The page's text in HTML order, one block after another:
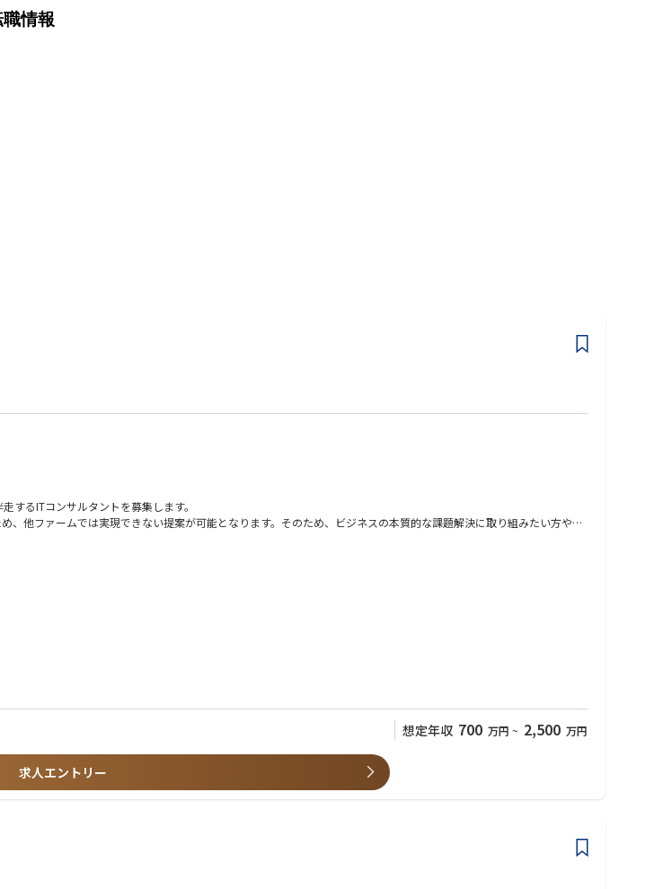
情報
するITコンサルタントを募集します。
他ファームでは実現できない提案が可能となります。そのため、ビジネスの本質的な課題解決に取り組みたい方や、
ポジションです。
構想策定からPoC、開発、運用・定着支援まで、クライアントの状況に応じて柔軟に関与いただきます。
援。社内に専門人材が不在の中、マーケティング業務の設計とプロセス定着を両立し、実行可能な業務改革モデルを
を含むスクラム開発体制を再構築。専門性の高いエンジニアをアサインし、TypeScript/Node.jsによる開発推進、Play
の構築や他ベンダーとの連携も担い、品質・スピード両面での改善に貢献しました。
想定年収 700 万円 ~ 2,500 万円
求人エントリー